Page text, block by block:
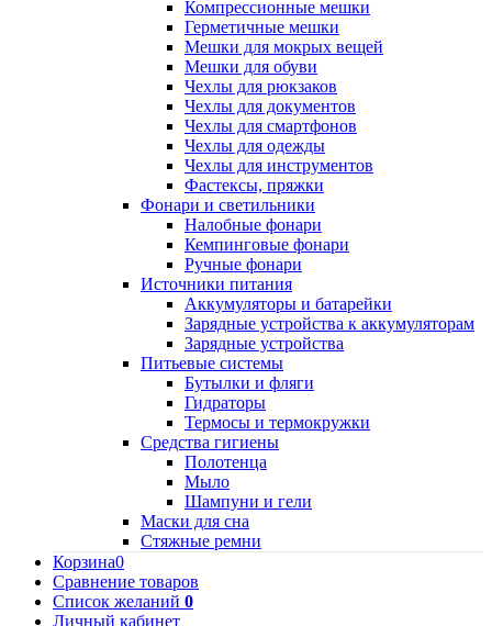
Компрессионные мешки
Герметичные мешки
Мешки для мокрых вещей
Мешки для обуви
Чехлы для рюкзаков
Чехлы для документов
Чехлы для смартфонов
Чехлы для одежды
Чехлы для инструментов
Фастексы, пряжки
Фонари и светильники
Налобные фонари
Кемпинговые фонари
Ручные фонари
Источники питания
Аккумуляторы и батарейки
Зарядные устройства к аккумуляторам
Зарядные устройства
Питьевые системы
Бутылки и фляги
Гидраторы
Термосы и термокружки
Средства гигиены
Полотенца
Мыло
Шампуни и гели
Маски для сна
Стяжные ремни
Корзина0
Сравнение товаров
Список желаний 0
Личный кабинет